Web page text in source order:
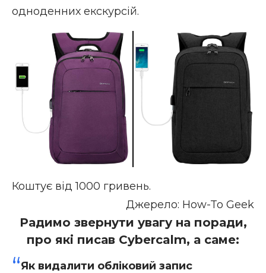
одноденних екскурсій.
Коштує від 1000 гривень.
Джерело: How-To Geek
Радимо звернути увагу на поради,
про які писав Cybercalm, а саме:
Як видалити обліковий запис